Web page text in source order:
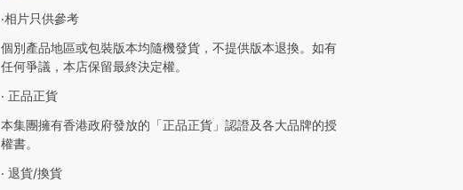
‧相片只供參考
個別產品地區或包裝版本均隨機發貨，不提供版本退換。如有
任何爭議，本店保留最終決定權。
‧ 正品正貨
本集團擁有香港政府發放的「正品正貨」認證及各大品牌的授
權書。
‧ 退貨/換貨